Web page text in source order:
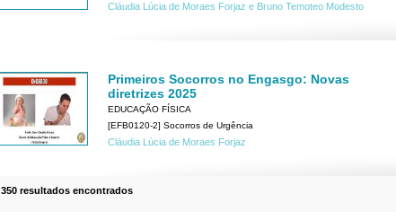
Cláudia Lúcia de Moraes Forjaz e Bruno Temoteo Modesto
Primeiros Socorros no Engasgo: Novas
diretrizes 2025
EDUCAÇÃO FÍSICA
[EFB0120-2] Socorros de Urgência
Cláudia Lúcia de Moraes Forjaz
350 resultados encontrados